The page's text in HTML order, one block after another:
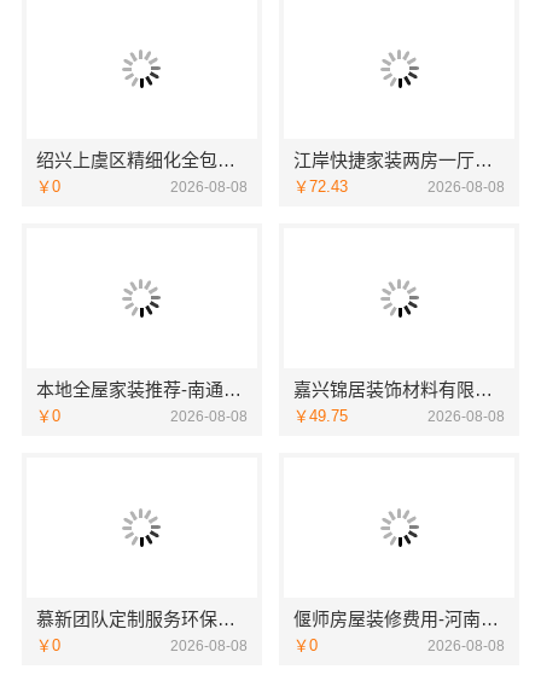
绍兴上虞区精细化全包质量有保障选卓鑫装饰
￥0 2026-08-08
江岸快捷家装两房一厅，本地快装一体化服务
￥72.43 2026-08-08
本地全屋家装推荐-南通宏域全宅装饰建材有限公司
￥0 2026-08-08
嘉兴锦居装饰材料有限公司，嘉兴高端装饰地址查询
￥49.75 2026-08-08
慕新团队定制服务环保零甲醛，慕新不锈钢健康居家首选
￥0 2026-08-08
偃师房屋装修费用-河南璟臻环保建材有限公司无隐形消费
￥0 2026-08-08